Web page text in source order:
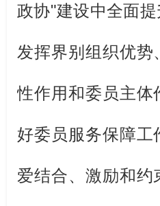
政协"建设中全面
发挥界别组织优势
性作用和委员主体
好委员服务保障工
爱结合、激励和约